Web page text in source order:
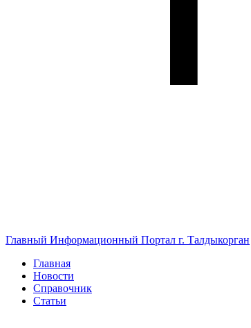
Главный Информационный Портал г. Талдыкорган
Главная
Новости
Справочник
Статьи